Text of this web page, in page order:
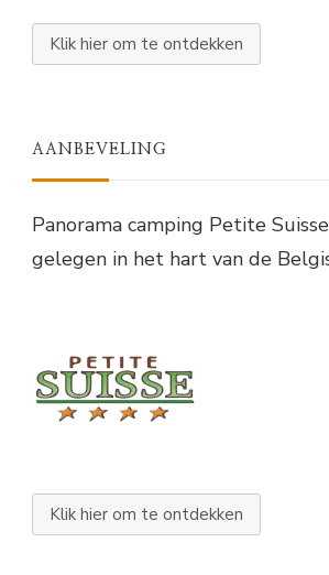
Klik hier om te ontdekken
AANBEVELING
Panorama camping Petite
gelegen in het hart van de
Klik hier om te ontdekken